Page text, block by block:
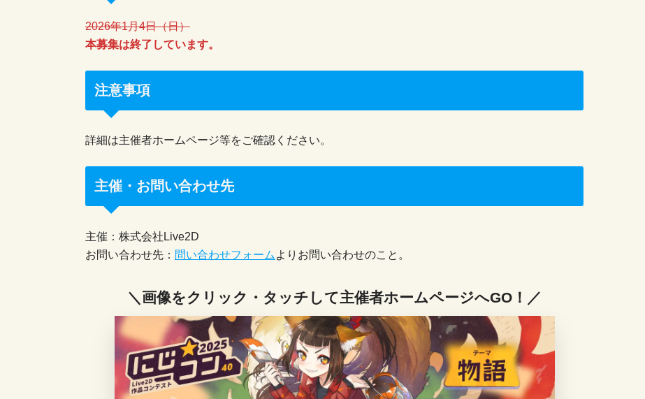
2026年1月4日（日）
本募集は終了しています。
注意事項
詳細は主催者ホームページ等をご確認ください。
主催・お問い合わせ先
主催：株式会社Live2D
お問い合わせ先： 問い合わせフォーム よりお問い合わせのこと。
＼画像をクリック・タッチして主催者ホームページへGO！／